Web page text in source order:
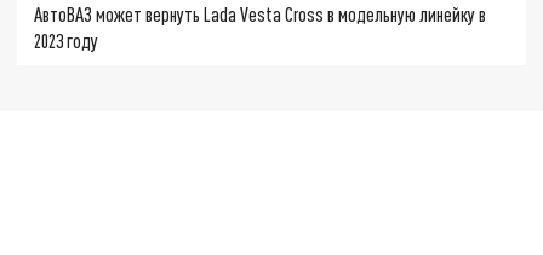
АвтоВАЗ может вернуть Lada Vesta Cross в модельную линейку в
2023 году